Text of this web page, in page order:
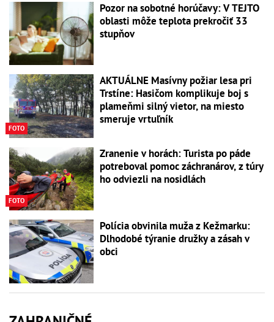
Pozor na sobotné horúčavy: V TEJTO
oblasti môže teplota prekročiť 33
stupňov
FOTO
AKTUÁLNE Masívny požiar lesa pri
Trstíne: Hasičom komplikuje boj s
plameňmi silný vietor, na miesto
smeruje vrtuľník
FOTO
Zranenie v horách: Turista po páde
potreboval pomoc záchranárov, z túry
ho odviezli na nosidlách
Polícia obvinila muža z Kežmarku:
Dlhodobé týranie družky a zásah v
obci